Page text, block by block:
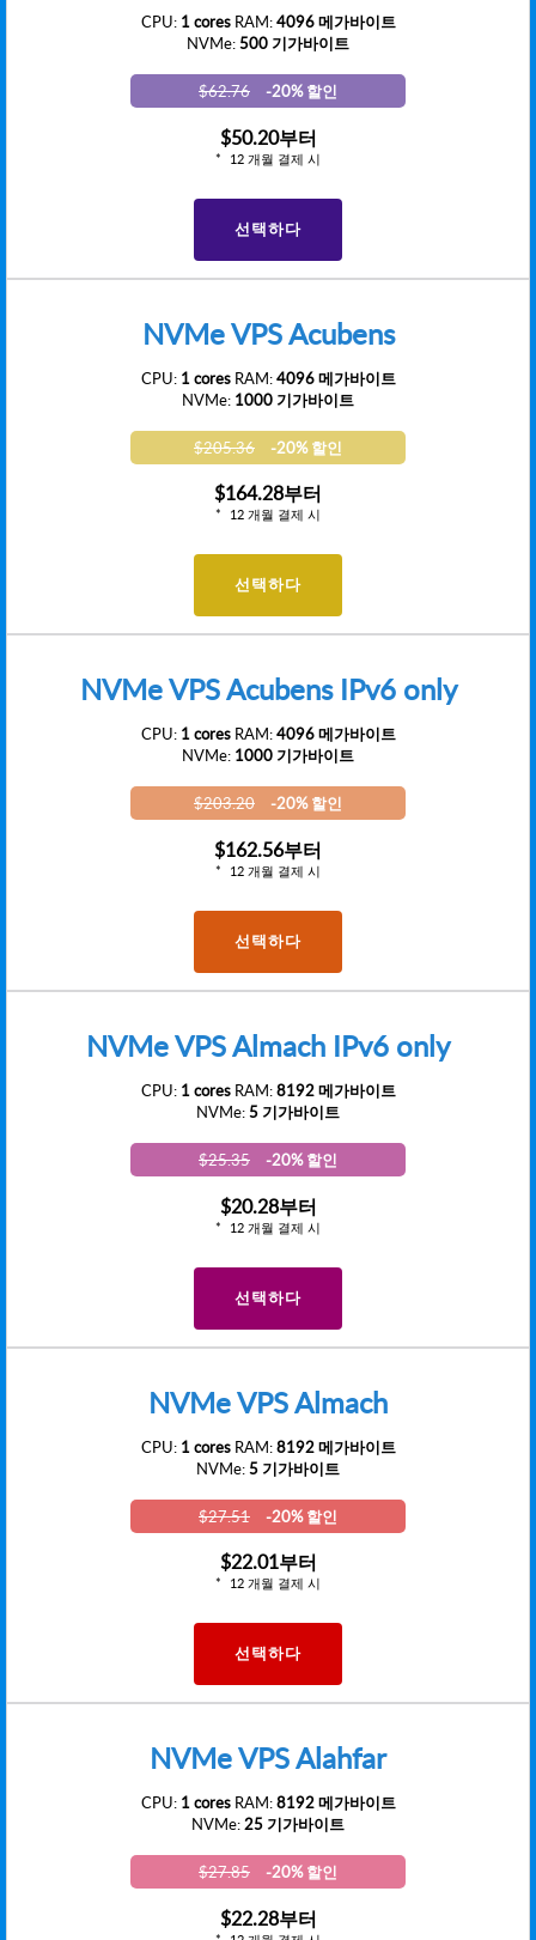
CPU: 1 coresRAM:4096 메가바이트
NVMe:500 기가바이트
$62.76 -20% 할인
$50.20부터
12 개월 결제 시
선택하다
NVMe VPS Acubens
CPU: 1 coresRAM:4096 메가바이트
NVMe: 1000 기가바이트
$205.36 -20% 할인
$164.28부터
12 개월 결제 시
선택하다
NVMe VPS Acubens IPv6 only
CPU: 1 coresRAM:4096 메가바이트
NVMe: 1000 기가바이트
$203.20 -20% 할인
$162.56부터
12 개월 결제 시
선택하다
NVMe VPS Almach IPv6 only
CPU: 1 coresRAM:8192 메가바이트
NVMe:5 기가바이트
$25.35 -20% 할인
$20.28부터
12 개월 결제 시
선택하다
NVMe VPS Almach
CPU: 1 coresRAM:8192 메가바이트
NVMe:5 기가바이트
$27.51 -20% 할인
$22.01부터
12 개월 결제 시
선택하다
NVMe VPS Alahfar
CPU: 1 coresRAM:8192 메가바이트
NVMe:25 기가바이트
$27.85 -20% 할인
$22.28부터